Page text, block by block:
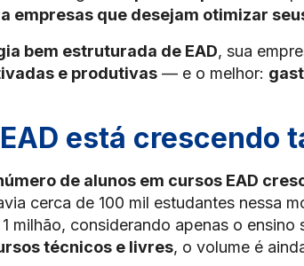
empresas que desejam otimizar
bem estruturada de EAD, sua
e produtivas — e o melhor:
está crescendo
de alunos em cursos EAD
cerca de 100 mil estudantes nessa
milhão, considerando apenas o ensino
técnicos e livres, o volume é